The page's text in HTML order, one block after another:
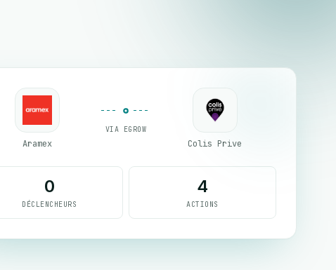
Aramex
VIA EGROW
Colis Prive
0
DÉCLENCHEURS
4
ACTIONS